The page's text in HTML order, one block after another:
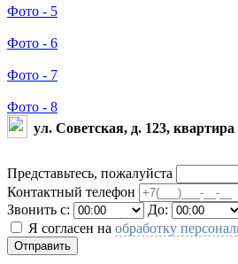
Фото - 5
Фото - 6
Фото - 7
Фото - 8
ул. Советская, д. 123,
Представьтесь, пожалуйста
Контактный телефон
Звонить с:
До:
Я согласен на обработку
Отправить